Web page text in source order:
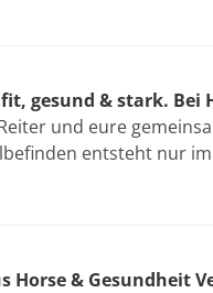
gesund & stark. Bei
und eure
entsteht nur
Horse & Gesundheit